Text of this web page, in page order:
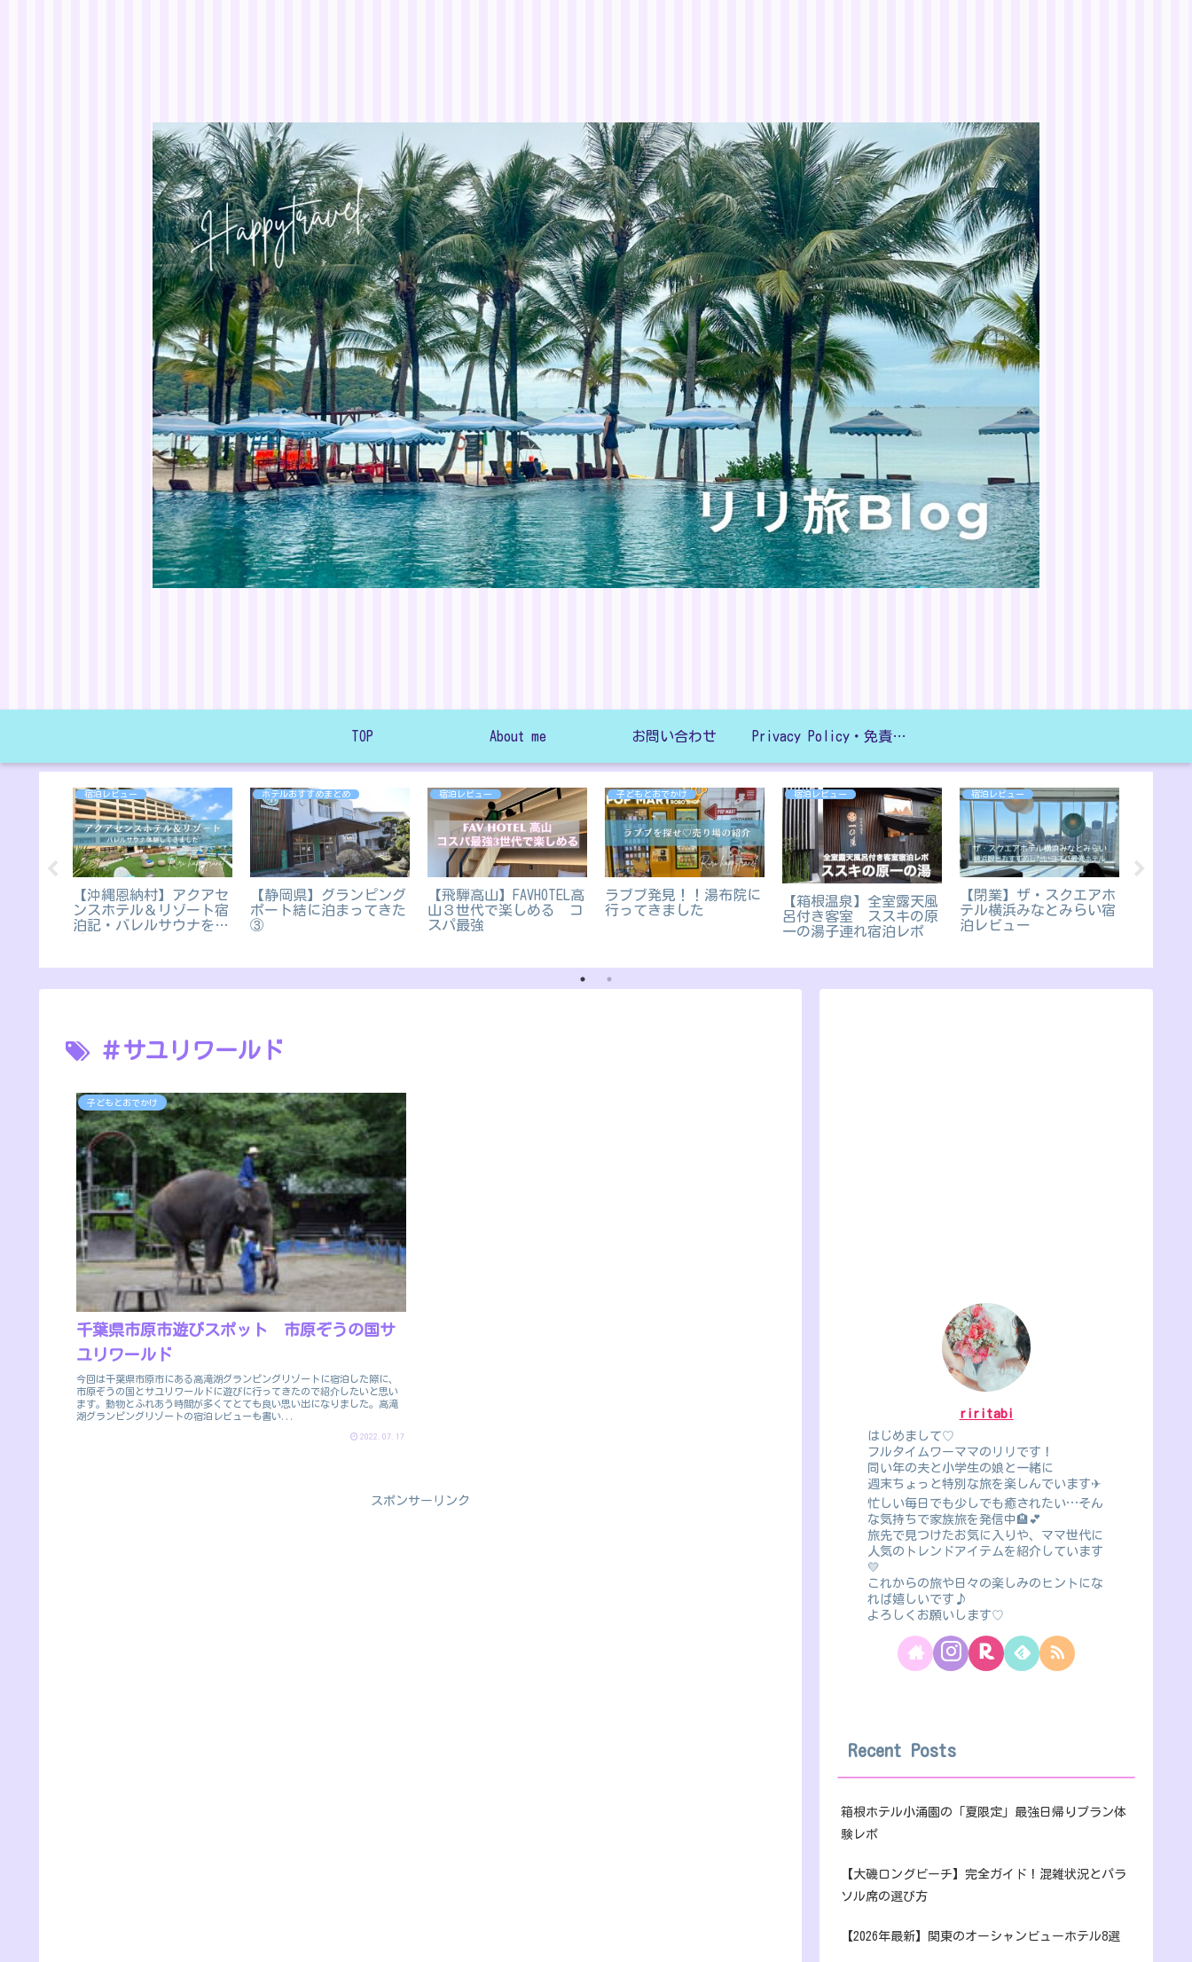
TOP About me お問い合わせ Privacy Policy・免責事項
宿泊レビュー
【沖縄恩納村】アクアセ
ンスホテル＆リゾート宿
泊記・バレルサウナを体
ホテルおすすめまとめ
【静岡県】グランピング
ポート結に泊まってきた
③
宿泊レビュー
【飛騨高山】FAVHOTEL高
山３世代で楽しめる コ
スパ最強
子どもとおでかけ
ラブブ発見！！湯布院に
行ってきました
宿泊レビュー
【箱根温泉】全室露天風
呂付き客室 ススキの原
一の湯子連れ宿泊レポ
宿泊レビュー
【閉業】ザ・スクエアホ
テル横浜みなとみらい宿
泊レビュー
＃サユリワールド
子どもとおでかけ
千葉県市原市遊びスポット 市原ぞうの国サ
ユリワールド
今回は千葉県市原市にある高滝湖グランピングリゾートに宿泊した際に、
市原ぞうの国とサユリワールドに遊びに行ってきたので紹介したいと思い
ます。動物とふれあう時間が多くてとても良い思い出になりました。高滝
湖グランピングリゾートの宿泊レビューも書い...
2022.07.17
スポンサーリンク
riritabi
はじめまして♡
フルタイムワーママのリリです！
同い年の夫と小学生の娘と一緒に
週末ちょっと特別な旅を楽しんでいます✈
忙しい毎日でも少しでも癒されたい…そん
な気持ちで家族旅を発信中🏨💕
旅先で見つけたお気に入りや、ママ世代に
人気のトレンドアイテムを紹介しています
💛
これからの旅や日々の楽しみのヒントにな
れば嬉しいです♪
よろしくお願いします♡
Recent Posts
箱根ホテル小涌園の「夏限定」最強日帰りプラン体
験レポ
【大磯ロングビーチ】完全ガイド！混雑状況とパラ
ソル席の選び方
【2026年最新】関東のオーシャンビューホテル8選